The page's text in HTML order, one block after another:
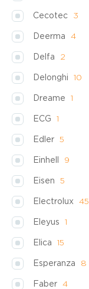
Cecotec 3
Deerma 4
Delfa 2
Delonghi 10
Dreame 1
ECG 1
Edler 5
Einhell 9
Eisen 5
Electrolux 45
Eleyus 1
Elica 15
Esperanza 8
Faber 4